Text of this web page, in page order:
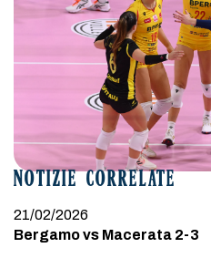
NOTIZIE CORRELATE
21/02/2026
Bergamo vs Macerata 2-3